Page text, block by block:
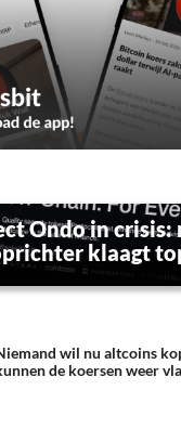
Ondo in crisis:
klaagt
wil nu altcoins
de koersen weer